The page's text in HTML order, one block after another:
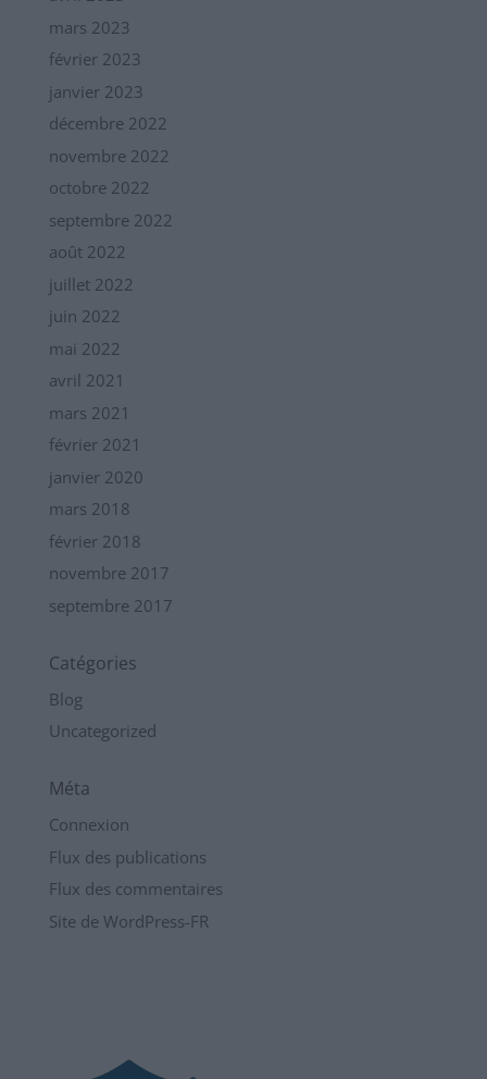
mars 2023
février 2023
janvier 2023
décembre 2022
novembre 2022
octobre 2022
septembre 2022
août 2022
juillet 2022
juin 2022
mai 2022
avril 2021
mars 2021
février 2021
janvier 2020
mars 2018
février 2018
novembre 2017
septembre 2017
Catégories
Blog
Uncategorized
Méta
Connexion
Flux des publications
Flux des commentaires
Site de WordPress-FR